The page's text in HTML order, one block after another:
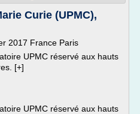
Curie (UPMC),
2017 France Paris
UPMC réservé aux hauts
[+]
UPMC réservé aux hauts